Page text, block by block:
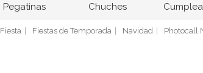
Pegatinas Chuches
Fiesta Fiestas de Temporada Navidad Photocall